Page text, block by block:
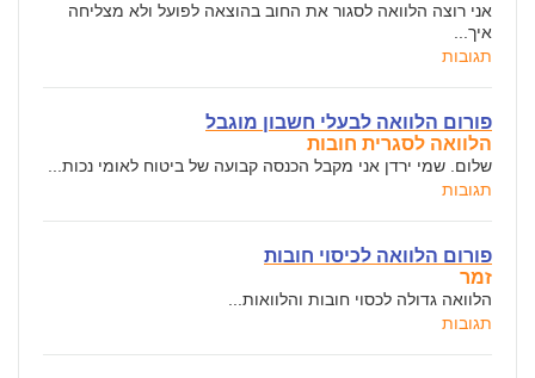
אני רוצה הלוואה לסגור את החוב בהוצאה לפועל ולא מצליחה
איך...
תגובות
פורום הלוואה לבעלי חשבון מוגבל
הלוואה לסגרית חובות
שלום. שמי ירדן אני מקבל הכנסה קבועה של ביטוח לאומי נכות...
תגובות
פורום הלוואה לכיסוי חובות
זמר
הלוואה גדולה לכסוי חובות והלוואות...
תגובות